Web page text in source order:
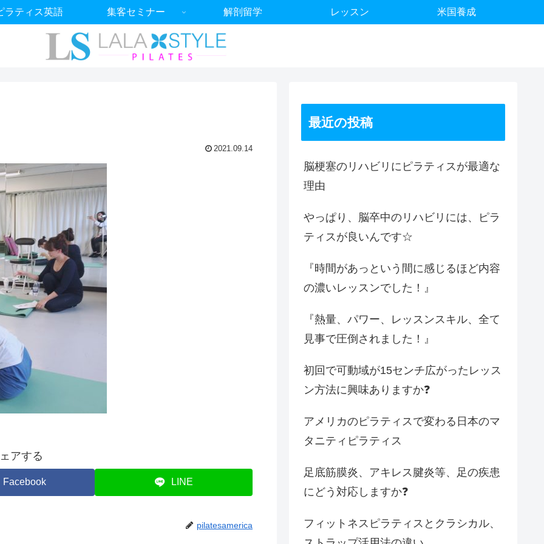
ラティス英語 集客セミナー 解剖留学 レッスン 米国養成
2021.09.14
アする
Facebook LINE
pilatesamerica
最近の投稿
脳梗塞のリハビリにピラティスが最適な
理由
やっぱり、脳卒中のリハビリには、ピラ
ティスが良いんです☆
『時間があっという間に感じるほど内容
の濃いレッスンでした！』
『熱量、パワー、レッスンスキル、全て
見事で圧倒されました！』
初回で可動域が15センチ広がったレッス
ン方法に興味ありますか❓
アメリカのピラティスで変わる日本のマ
タニティピラティス
足底筋膜炎、アキレス腱炎等、足の疾患
にどう対応しますか❓
フィットネスピラティスとクラシカル、